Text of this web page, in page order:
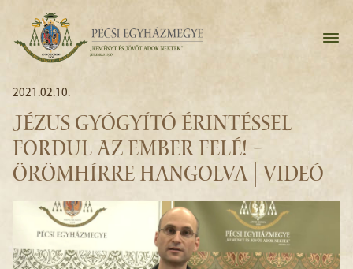
2021.02.10.
JÉZUS GYÓGYÍTÓ ÉRINTÉSSEL
FORDUL AZ EMBER FELÉ! –
ÖRÖMHÍRRE HANGOLVA | VIDEÓ